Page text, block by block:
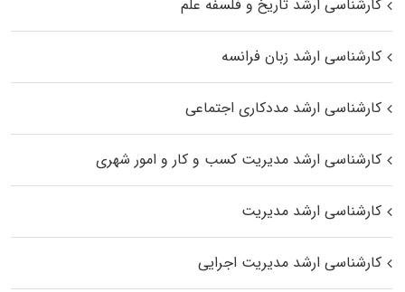
کارشناسی ارشد تاریخ و فلسفه علم
کارشناسی ارشد زبان فرانسه
کارشناسی ارشد مددکاری اجتماعی
کارشناسی ارشد مدیریت کسب و کار و امور شهری
کارشناسی ارشد مدیریت
کارشناسی ارشد مدیریت اجرایی